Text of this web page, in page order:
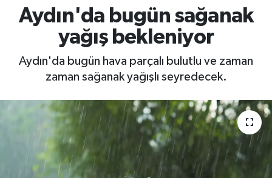
Aydın'da bugün sağanak
yağış bekleniyor
Aydın'da bugün hava parçalı bulutlu ve zaman
zaman sağanak yağışlı seyredecek.
BÜLTEN
ÇEVRE
DIŞ
DÜNYA
EGE
EĞİTİM
Tüm Manşetler
Son Dakika Haberleri
Haber Arşivi